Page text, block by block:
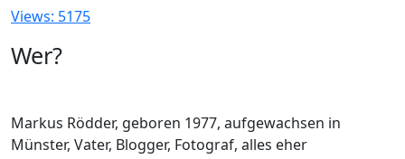
Views: 5175
Wer?
Markus Rödder, geboren 1977, aufgewachsen in
Münster, Vater, Blogger, Fotograf, alles eher